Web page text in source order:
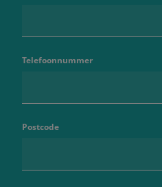
Telefoonnummer
Postcode